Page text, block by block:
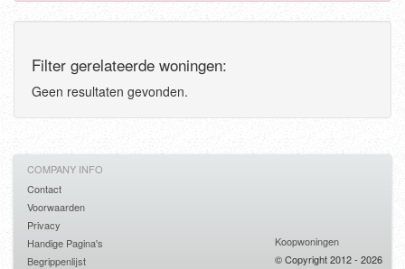
Filter gerelateerde woningen:
Geen resultaten gevonden.
COMPANY INFO
Contact
Voorwaarden
Privacy
Handige Pagina's
Begrippenlijst
Koopwoningen
© Copyright 2012 - 2026